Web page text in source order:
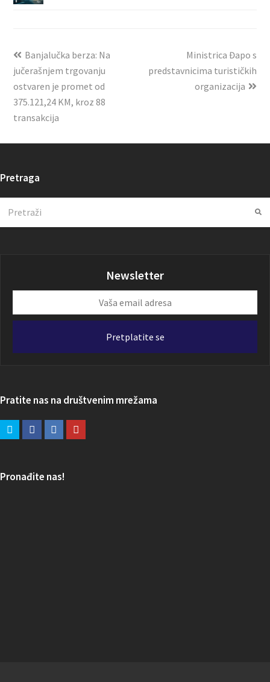
Banjalučka berza: Na
jučerašnjem trgovanju
ostvaren je promet od
375.121,24 KM, kroz 88
transakcija
Ministrica Đapo s
predstavnicima turističkih
organizacija
Pretraga
Newsletter
email
Pretplatite se
Pratite nas na društvenim mrežama
Pronađite nas!